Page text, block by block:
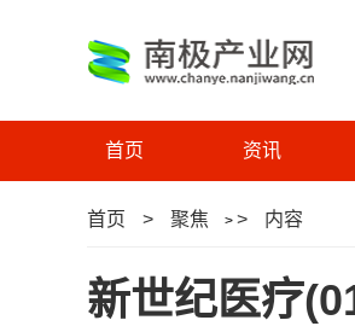
首页 资讯
首页 > 聚焦 > > 内容
新世纪医疗